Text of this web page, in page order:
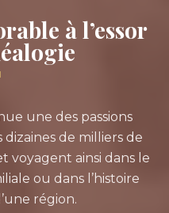
à l’essor
une des passions
dizaines de milliers de
voyagent ainsi dans le
ou dans l’histoire
région.